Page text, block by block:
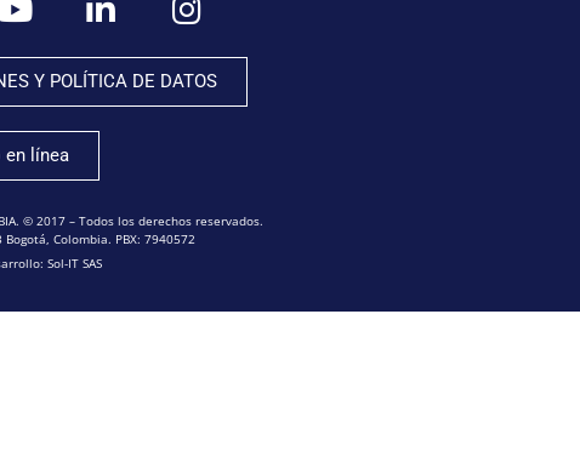
Y POLÍTICA DE DATOS
en línea
© 2017 – Todos los derechos reservados.
Colombia. PBX: 7940572
Sol-IT SAS